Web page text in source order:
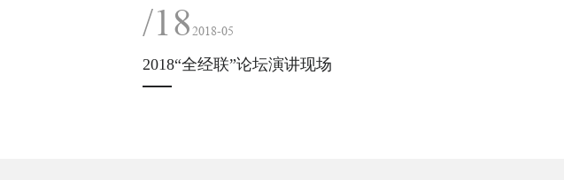
/182018-05
2018“全经联”论坛演讲现场